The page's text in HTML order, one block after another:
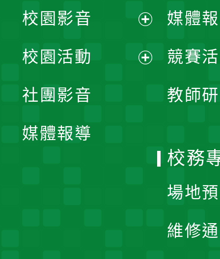
媒體
競賽
教師
校園影音
開
校園活動
社團影音
媒體報導
校務
場地
維修